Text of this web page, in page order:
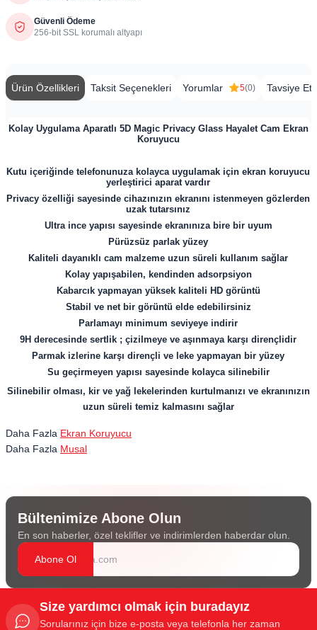
Güvenli Ödeme
256-bit SSL korumalı altyapı
Ürün Özellikleri Taksit Seçenekleri Yorumlar 5(0) Tavsiye Et
Kolay Uygulama Aparatlı 5D Magic Privacy Glass Hayalet Cam Ekran
Koruyucu
Kutu içeriğinde telefonunuza kolayca uygulamak için ekran koruyucu
yerleştirici aparat vardır
Privacy özelliği sayesinde cihazınızın ekranını istenmeyen gözlerden
uzak tutarsınız
Ultra ince yapısı sayesinde ekranınıza bire bir uyum
Pürüzsüz parlak yüzey
Kaliteli dayanıklı cam malzeme uzun süreli kullanım sağlar
Kolay yapışabilen, kendinden adsorpsiyon
Kabarcık yapmayan yüksek kaliteli HD görüntü
Stabil ve net bir görüntü elde edebilirsiniz
Parlamayı minimum seviyeye indirir
9H derecesinde sertlik ; çizilmeye ve aşınmaya karşı dirençlidir
Parmak izlerine karşı dirençli ve leke yapmayan bir yüzey
Su geçirmeyen yapısı sayesinde kolayca silinebilir
Silinebilir olması, kir ve yağ lekelerinden kurtulmanızı ve ekranınızın
uzun süreli temiz kalmasını sağlar​
Daha Fazla Ekran Koruyucu
Daha Fazla Musal
Bültenimize Abone Olun
En son haberler, özel teklifler ve indirimlerden haberdar olun.
Abone Ol
Size yardımcı olmak için buradayız
Sorularınız için bize e-posta veya telefonla her zaman